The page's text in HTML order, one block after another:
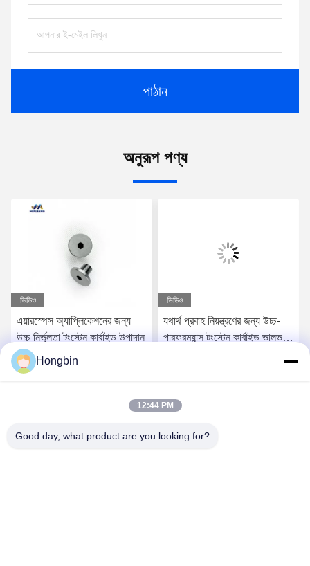
পাঠান
অনুরূপ পণ্য
ভিডিও
এয়ারস্পেস অ্যাপ্লিকেশনের জন্য
উচ্চ নির্ভুলতা টংস্টেন কার্বাইড উপাদান
ভিডিও
যথার্থ প্রবাহ নিয়ন্ত্রণের জন্য উচ্চ-
পারফরম্যান্স টংস্টেন কার্বাইড ভালভ
Hongbin
12:44 PM
Good day, what product are you looking for?